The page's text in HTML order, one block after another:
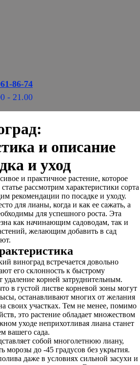
86-74
- 21.00
и описание
и уход
и практичное растение, которое
рассмотрим характеристики сорта
рекомендации по посадке и уходу.
для лианы, когда и как ее сажать, а
для успешного роста. Эта
как начинающим садоводам, так и
желающим добавить в сад
виноград встречается довольно
его склонность к быстрому
удаление корней затруднительным.
в густой листве корневой зоны могут
останавливают многих от желания
своих участках. Тем не менее, помимо
это растение обладает множеством
уходе неприхотливая лиана станет
вашего сада.
собой многолетнюю лиану,
морозы до -45 градусов без укрытия.
даже в условиях сильной засухи и